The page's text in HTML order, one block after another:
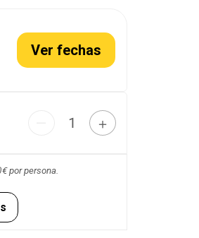
Ver fechas
1 ＋
por persona.